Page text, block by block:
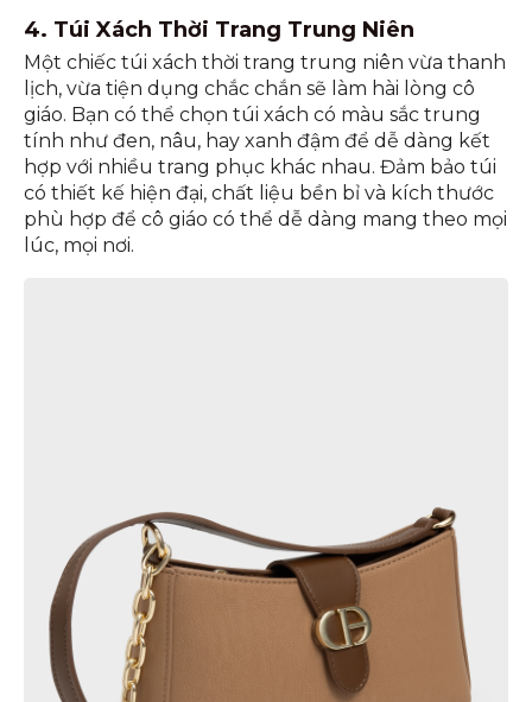
4. Túi Xách Thời Trang Trung Niên
Một chiếc túi xách thời trang trung niên vừa thanh
lịch, vừa tiện dụng chắc chắn sẽ làm hài lòng cô
giáo. Bạn có thể chọn túi xách có màu sắc trung
tính như đen, nâu, hay xanh đậm để dễ dàng kết
hợp với nhiều trang phục khác nhau. Đảm bảo túi
có thiết kế hiện đại, chất liệu bền bỉ và kích thước
phù hợp để cô giáo có thể dễ dàng mang theo mọi
lúc, mọi nơi.